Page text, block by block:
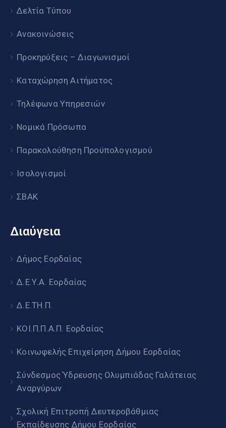
Δελτία Τύπου
Ανακοινώσεις
Προκηρύξεις – Διαγωνισμοί
Καταχώρηση Αιτήματος
Τηλέφωνα Υπηρεσιών
Νομικά Πρόσωπα
Παρακολούθηση Προϋπολογισμού
Ισολογισμοί
ΣΒΑΚ
Διαύγεια
Δήμος Εορδαίας
Δ.Ε.Υ.Α. Εορδαίας
Δ.Ε.ΤΗ.Π.
ΚΟΙ.Π.Π.Α.Π. Εορδαίας
Κοινωφελής Επιχείρηση Δήμου Εορδαίας
Σύνδεσμος Ύδρευσης Ολυμπιάδας Γαλάτειας
Αναργύρων
Σχολική Επιτροπή Δευτεροβάθμιας
Εκπαίδευσης Δήμου Εορδαίας